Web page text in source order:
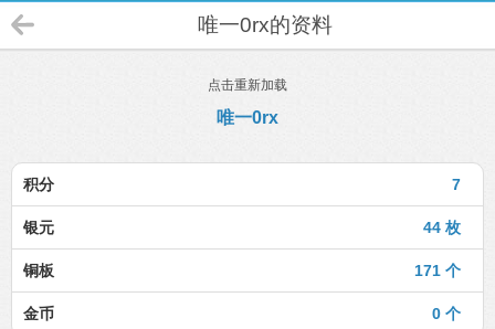
唯一0rx的资料
点击重新加载
唯一0rx
7
积分
44 枚
银元
171 个
铜板
0 个
金币